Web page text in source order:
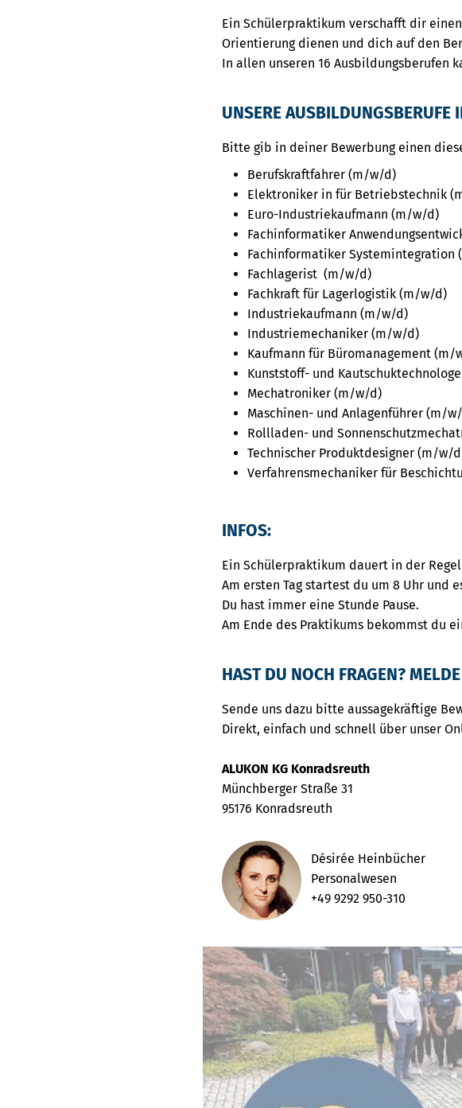
Ein Schülerpraktikum verschafft dir
Orientierung dienen und dich auf den
In allen unseren 16 Ausbildungsberufen
UNSERE AUSBILDUNGSBERUFE
Bitte gib in deiner Bewerbung einen
Berufskraftfahrer (m/w/d)
Elektroniker in für Betriebstechnik
Euro-Industriekaufmann (m/w/d)
Fachinformatiker
Fachinformatiker Systemintegration
Fachlagerist (m/w/d)
Fachkraft für Lagerlogistik (m/w/d)
Industriekaufmann (m/w/d)
Industriemechaniker (m/w/d)
Kaufmann für Büromanagement (m/
Kunststoff- und
Mechatroniker (m/w/d)
Maschinen- und Anlagenführer (m/
Rollladen- und
Technischer Produktdesigner (m/w/
Verfahrensmechaniker für
INFOS:
Ein Schülerpraktikum dauert in der
Am ersten Tag startest du um 8 Uhr und
Du hast immer eine Stunde Pause.
Am Ende des Praktikums bekommst du
HAST DU NOCH FRAGEN?
Sende uns dazu bitte aussagekräftige
Direkt, einfach und schnell über unser
ALUKON KG Konradsreuth
Münchberger Straße 31
95176 Konradsreuth
Désirée Heinbücher
Personalwesen
+49 9292 950-310